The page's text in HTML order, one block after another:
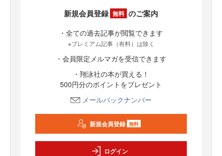
新規会員登録 無料 のご案内
・全ての過去記事が閲覧できます
※プレミアム記事（有料）は除く
・会員限定メルマガを受信できます
・翔泳社の本が買える！
500円分のポイントをプレゼント
メールバックナンバー
新規会員登録 無料
ログイン